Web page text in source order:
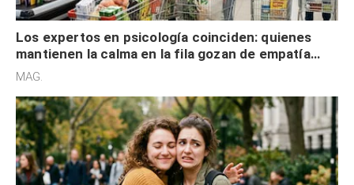
Los expertos en psicología coinciden: quienes
mantienen la calma en la fila gozan de empatía
cognitiva, gratitud y no solo tienen autocontrol
MAG.